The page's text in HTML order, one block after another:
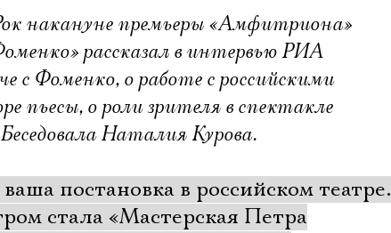
накануне премьеры «Амфитриона»
рассказал в интервью РИА
с Фоменко, о работе с российскими
пьесы, о роли зрителя в спектакле
Наталия Курова.
постановка в российском театре.
стала «Мастерская Петра